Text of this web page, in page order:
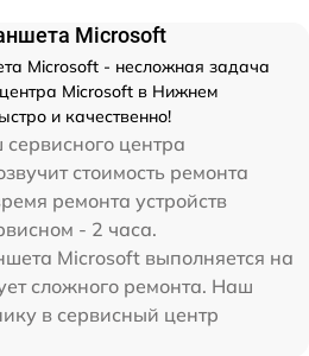
Microsoft
Microsoft - несложная задача
Microsoft в Нижнем
и качественно!
центра
стоимость ремонта
ремонта устройств
- 2 часа.
Microsoft выполняется на
сложного ремонта. Наш
в сервисный центр